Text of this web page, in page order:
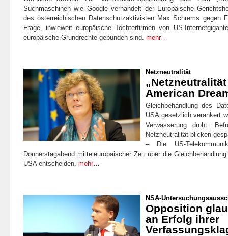
Suchmaschinen wie Google verhandelt der Europäische
des österreichischen Datenschutzaktivisten Max Schrems gegen
Frage, inwieweit europäische Tochterfirmen von US-
europäische Grundrechte gebunden sind. mehr…
Netzneutralität
American
Gleichbehandlung des
USA gesetzlich verankert
Verwässerung droht:
Netzneutralität blicken
– Die US-
Donnerstagabend mitteleuropäischer Zeit über die
USA entscheiden. mehr…
NSA-
Opposition
an Erfolg ihrer